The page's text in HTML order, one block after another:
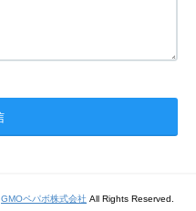
GMOペパボ株式会社 All Rights Reserved.